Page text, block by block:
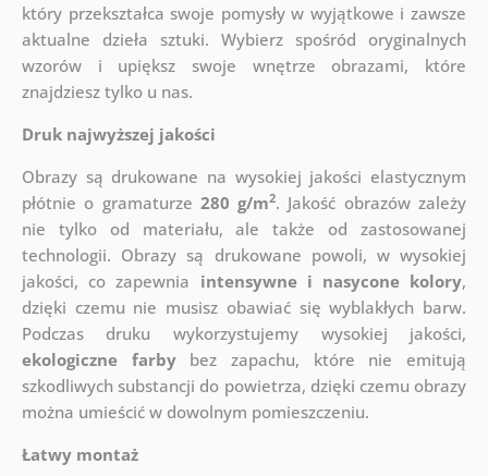
który przekształca swoje pomysły w wyjątkowe i zawsze
aktualne dzieła sztuki. Wybierz spośród oryginalnych
wzorów i upiększ swoje wnętrze obrazami, które
znajdziesz tylko u nas.
Druk najwyższej jakości
Obrazy są drukowane na wysokiej jakości elastycznym
płótnie o gramaturze 280 g/m2. Jakość obrazów zależy
nie tylko od materiału, ale także od zastosowanej
technologii. Obrazy są drukowane powoli, w wysokiej
jakości, co zapewnia intensywne i nasycone kolory,
dzięki czemu nie musisz obawiać się wyblakłych barw.
Podczas druku wykorzystujemy wysokiej jakości,
ekologiczne farbybez zapachu, które nie emitują
szkodliwych substancji do powietrza, dzięki czemu obrazy
można umieścić w dowolnym pomieszczeniu.
Łatwy montaż